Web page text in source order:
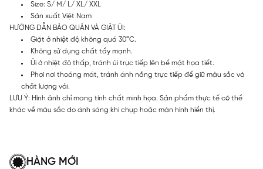
Size: S/ M/ L/ XL/ XXL
Sản xuất Việt Nam
HƯỚNG DẪN BẢO QUẢN VÀ GIẶT ỦI:
Giặt ở nhiệt độ không quá 30°C.
Không sử dụng chất tẩy mạnh.
Ủi ở nhiệt độ thấp, tránh ủi trực tiếp lên bề mặt họa tiết.
Phơi nơi thoáng mát, tránh ánh nắng trực tiếp để giữ màu sắc và
chất lượng vải.
LƯU Ý: Hình ảnh chỉ mang tính chất minh họa. Sản phẩm thực tế có thể
khác về màu sắc do ánh sáng khi chụp hoặc màn hình hiển thị.
HÀNG MỚI